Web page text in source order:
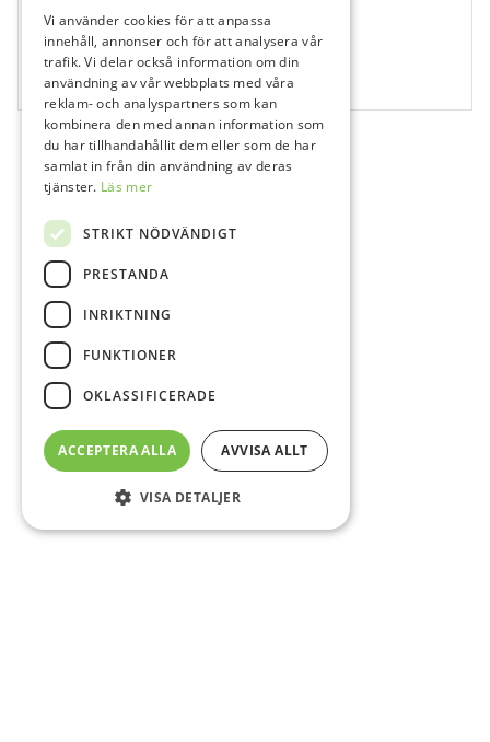
681029
Venus Diamond Art, BXL, Spruta
1x4 g
Vi använder cookies för att anpassa
innehåll, annonser och för att analysera vår
trafik. Vi delar också information om din
användning av vår webbplats med våra
reklam- och analyspartners som kan
kombinera den med annan information som
du har tillhandahållit dem eller som de har
samlat in från din användning av deras
tjänster. Läs mer
STRIKT NÖDVÄNDIGT
PRESTANDA
INRIKTNING
FUNKTIONER
OKLASSIFICERADE
ACCEPTERA ALLA AVVISA ALLT
VISA DETALJER